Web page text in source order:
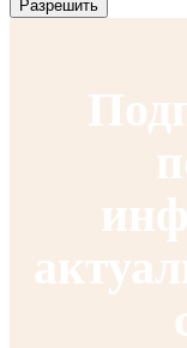
Разрешить